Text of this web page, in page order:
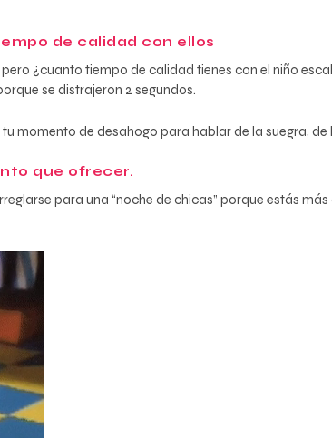
de calidad con ellos
¿cuanto tiempo de calidad tienes con el niño
se distrajeron 2 segundos.
momento de desahogo para hablar de la suegra,
que ofrecer.
para una “noche de chicas” porque estás